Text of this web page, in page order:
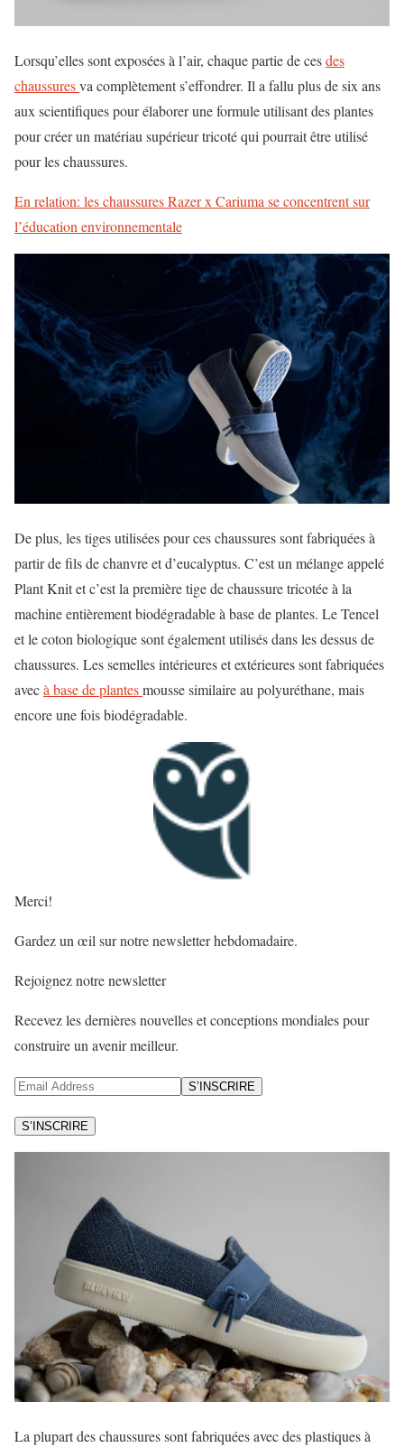
Lorsqu’elles sont exposées à l’air, chaque partie de cesdes
chaussuresva complètement s’effondrer. Il a fallu plus de six ans
aux scientifiques pour élaborer une formule utilisant des plantes
pour créer un matériau supérieur tricoté qui pourrait être utilisé
pour les chaussures.
En relation: les chaussures Razer x Cariuma se concentrent sur
l’éducation environnementale
De plus, les tiges utilisées pour ces chaussures sont fabriquées à
partir de fils de chanvre et d’eucalyptus. C’est un mélange appelé
Plant Knit et c’est la première tige de chaussure tricotée à la
machine entièrement biodégradable à base de plantes. Le Tencel
et le coton biologique sont également utilisés dans les dessus de
chaussures. Les semelles intérieures et extérieures sont fabriquées
avecà base de plantesmousse similaire au polyuréthane, mais
encore une fois biodégradable.
Merci!
Gardez un œil sur notre newsletter hebdomadaire.
Rejoignez notre newsletter
Recevez les dernières nouvelles et conceptions mondiales pour
construire un avenir meilleur.
S’INSCRIRE
S’INSCRIRE
La plupart des chaussures sont fabriquées avec des plastiques à